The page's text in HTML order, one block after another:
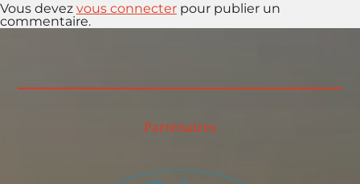
Vous devez vous connecter pour publier un
commentaire.
Partenaires